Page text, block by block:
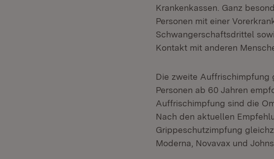
Krankenkassen. Ganz
Personen mit einer
Schwangerschaftsdrittel
Kontakt mit anderen
Die zweite Auffrischimpfung
Personen ab 60 Jahren
Auffrischimpfung sind die
Nach den aktuellen
Grippeschutzimpfung
Moderna, Novavax und